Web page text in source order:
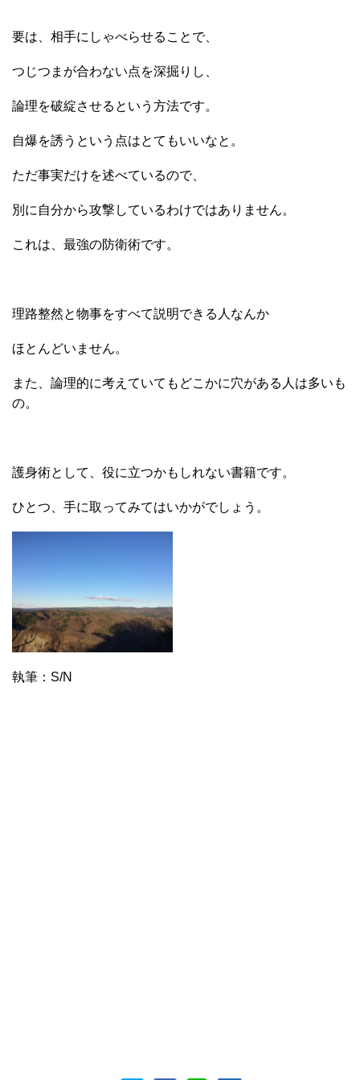
要は、相手にしゃべらせることで、
つじつまが合わない点を深掘りし、
論理を破綻させるという方法です。
自爆を誘うという点はとてもいいなと。
ただ事実だけを述べているので、
別に自分から攻撃しているわけではありません。
これは、最強の防衛術です。
理路整然と物事をすべて説明できる人なんか
ほとんどいません。
また、論理的に考えていてもどこかに穴がある人は多いも
の。
護身術として、役に立つかもしれない書籍です。
ひとつ、手に取ってみてはいかがでしょう。
執筆：S/N